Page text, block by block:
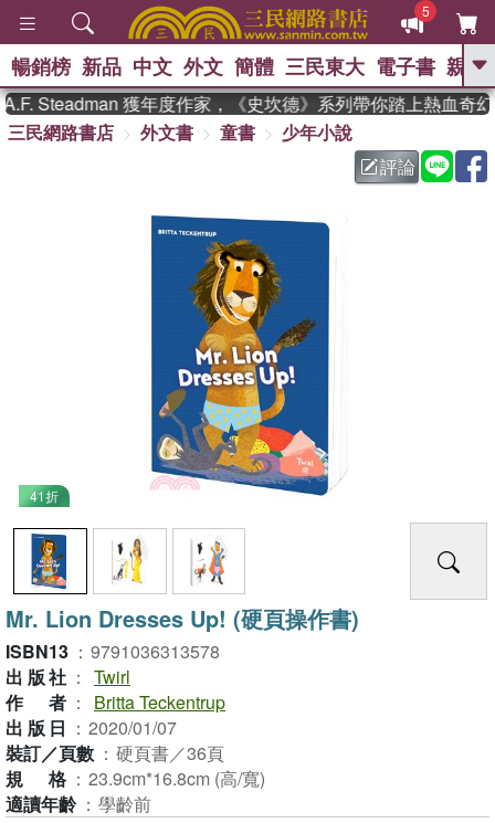
5
GO
熱搜： 東野圭吾 、
父親節 、 如果歷
暑期推薦 、 國際布克
登輝時代 、 數學女孩：黎曼猜想
偉大的迷走神經
暢銷榜 新品 中文 外文 簡體 三民東大 電子書 親子
Steadman 獲年度作家，《史坎德》系列帶你踏上熱血奇幻
三民網路書店
外文書 童書
少年小說
評論
41折
Mr. Lion Dresses Up! (硬頁操作書)
ISBN13 ： 9791036313578
出版社 ： Twirl
作者 ：
Britta Teckentrup
出版日 ： 2020/01/07
裝訂／頁數 ： 硬頁書／36頁
規格 ： 23.9cm*16.8cm (高/寬)
適讀年齡 ： 學齡前